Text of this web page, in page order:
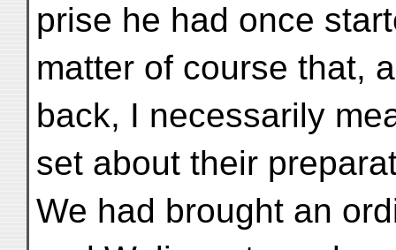
prise he had once
matter of course that,
back, I necessarily
set about their
We had brought an